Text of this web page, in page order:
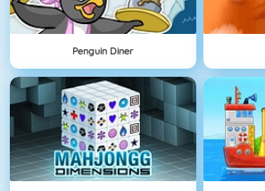
Penguin Diner